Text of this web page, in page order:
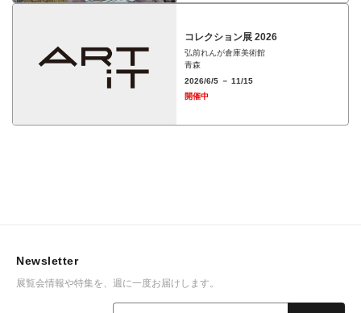
コレクション展 2026
弘前れんが倉庫美術館
青森
2026/6/5 － 11/15
開催中
Newsletter
展覧会情報や特集を、週に一度お届けします。